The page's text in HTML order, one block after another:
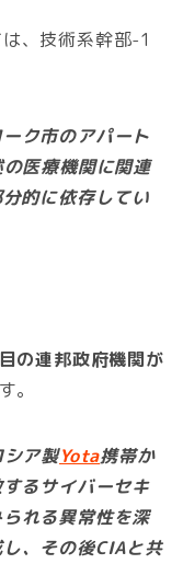
、技術系幹部-1
ク市のアパート
医療機関に関連
的に依存してい
の連邦政府機関が
。
シア製Yota携帯か
るサイバーセキ
れる異常性を深
、その後CIAと共